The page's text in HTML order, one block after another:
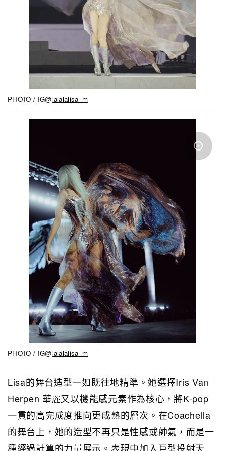
PHOTO / IG@lalalalisa_m
PHOTO / IG@lalalalisa_m
Lisa的舞台造型一如既往地精準。她選擇Iris Van
Herpen 華麗又以機能感元素作為核心，將K-pop
一貫的高完成度推向更成熟的層次。在Coachella
的舞台上，她的造型不再只是性感或帥氣，而是一
種經過計算的力量展示。表現中加入巨型投射天